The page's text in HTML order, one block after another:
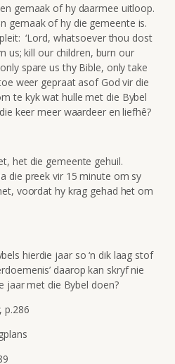
gemaak of hy daarmee uitloop.
gemaak of hy die gemeente is.
‘Lord, whatsoever thou dost
us; kill our children, burn our
spare us thy Bible, only take
weer gepraat asof God vir die
te kyk wat hulle met die Bybel
keer meer waardeer en liefhê?
het die gemeente gehuil.
die preek vir 15 minute om sy
voordat hy krag gehad het om
hierdie jaar so ‘n dik laag stof
daarop kan skryf nie
jaar met die Bybel doen?
, p.286